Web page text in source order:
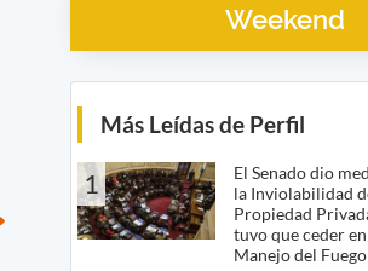
Weekend
Más Leídas de Perfil
1
El Senado dio
la Inviolabilidad
Propiedad
tuvo que ceder
Manejo del Fuego